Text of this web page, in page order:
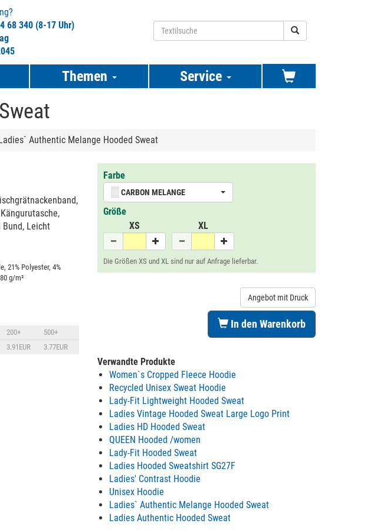
68 340 (8-17 Uhr)
Themen Service
Authentic Melange Hooded Sweat
Leicht
21% Polyester, 4%
g/m²
200+
500+
3.91EUR 3.77EUR
Farbe
CARBON MELANGE
Größe
XS
XL
Die Größen XS und XL sind nur auf Anfrage lieferbar.
Angebot mit Druck
In den Warenkorb
Verwandte Produkte
Women`s Cropped Fleece Hoodie
Recycled Unisex Sweat Hoodie
Lady-Fit Lightweight Hooded Sweat
Ladies Vintage Hooded Sweat Large Logo Print
Ladies HD Hooded Sweat
QUEEN Hooded /women
Lady-Fit Hooded Sweat
Ladies Hooded Sweatshirt SG27F
Ladies' Contrast Hoodie
Unisex Hoodie
Ladies` Authentic Melange Hooded Sweat
Ladies Authentic Hooded Sweat